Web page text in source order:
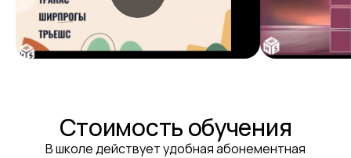
Стоимость обучения
В школе действует удобная абонементная